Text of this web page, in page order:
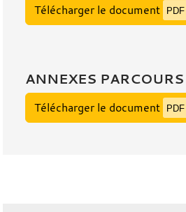
Télécharger le document PDF
ANNEXES PARCOURS
Télécharger le document PDF